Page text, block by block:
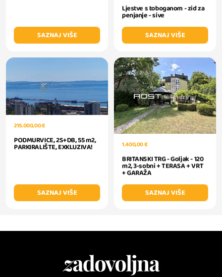
SAZNAJ VIŠE
Ljestve s toboganom - zid za
penjanje - sive
SAZNAJ VIŠE
215.000,00 €
PODMURVICE, 2S+DB, 55 m2,
PARKIRALIŠTE, EXKLUZIVA!
SAZNAJ VIŠE
1.400,00 €
BRITANSKI TRG - Goljak - 120
m2, 3-sobni + TERASA + VRT
+ GARAŽA
SAZNAJ VIŠE